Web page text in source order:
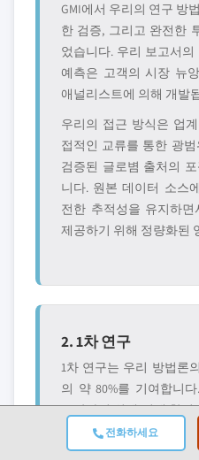
전화하세요
GMI에서 우리의 연구 방
한 검증, 그리고 완전한
었습니다. 우리 보고서
예측은 고객의 시장 뉴
애널리스트에 의해 개발
우리의 접근 방식은 업
접적인 교류를 통한 광
검증된 글로볌 출처의
니다. 원본 데이터 소스
전한 추적성을 유지하
제공하기 위해 정량화된
2. 1차 연구
1차 연구는 우리 방법론
의 약 80%를 기여합니
보장하기 위해 업계 참
함됩니다. 우리의 구조
suite 임원, 이사 및 주제